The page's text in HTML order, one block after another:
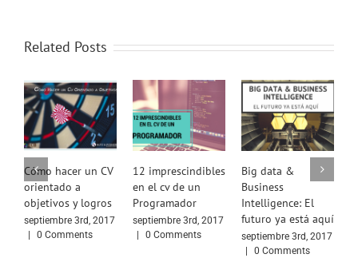
Related Posts
Cómo hacer un CV
orientado a
objetivos y logros
septiembre 3rd, 2017
0 Comments
12 imprescindibles
en el cv de un
Programador
septiembre 3rd, 2017
0 Comments
Big data &
Business
Intelligence: El
futuro ya está aquí
septiembre 3rd, 2017
0 Comments